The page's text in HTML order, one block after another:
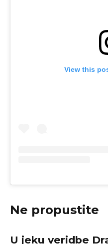
View this
Ne propustite
U jeku veridbe